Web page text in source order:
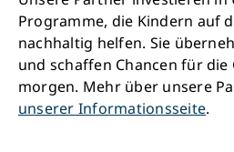
Programme, die Kindern auf
nachhaltig helfen. Sie
und schaffen Chancen für
morgen. Mehr über unsere
unserer Informationsseite.